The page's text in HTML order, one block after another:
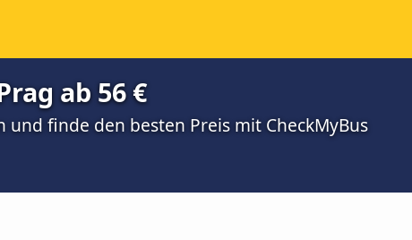
ab 56 €
finde den besten Preis mit CheckMyBus